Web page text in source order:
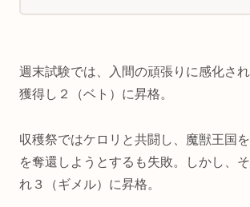
週末試験では、入間の頑張りに感化さ
獲得し２（ベト）に昇格。
収穫祭ではケロリと共闘し、魔獣王国
を奪還しようとするも失敗。しかし、
れ３（ギメル）に昇格。